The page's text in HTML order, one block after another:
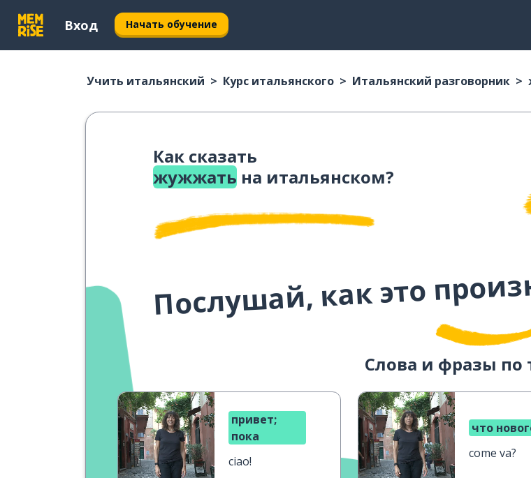
Вход Начать обучение
Учить итальянский Курс итальянского Итальянский разговорник
Как сказать
жужжать на итальянском?
Послушай, как это
Слова и фразы по
привет;
пока
ciao!
что
come va?